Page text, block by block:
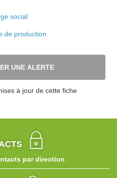
social
de production
UNE ALERTE
à jour de cette fiche
par direction